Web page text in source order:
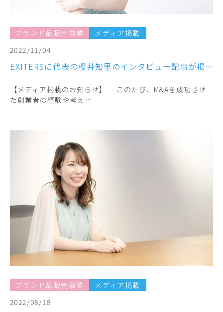
ブランド品販売事業
メディア掲載
2022/11/04
EXITERSに代表の櫻井知里のインタビュー記事が掲載されました！【メディア掲載】
【メディア掲載のお知らせ】 このたび、M&Aを成功させ
た創業者の経験や考え…
ブランド品販売事業
メディア掲載
2022/08/18